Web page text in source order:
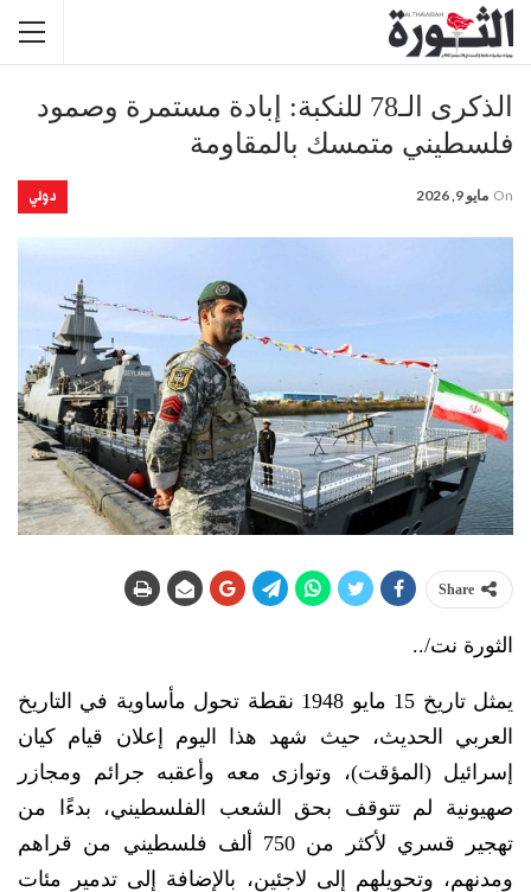
الذكرى الـ78 للنكبة: إبادة مستمرة وصمود
فلسطيني متمسك بالمقاومة
دولي On مايو 9, 2026
Share
الثورة نت/..
يمثل تاريخ 15 مايو 1948 نقطة تحول مأساوية في التاريخ
العربي الحديث، حيث شهد هذا اليوم إعلان قيام كيان
إسرائيل (المؤقت)، وتوازى معه وأعقبه جرائم ومجازر
صهيونية لم تتوقف بحق الشعب الفلسطيني، بدءًا من
تهجير قسري لأكثر من 750 ألف فلسطيني من قراهم
ومدنهم، وتحويلهم إلى لاجئين، بالإضافة إلى تدمير مئات